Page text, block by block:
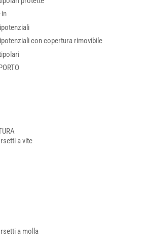
con copertura rimovibile
a vite
a molla